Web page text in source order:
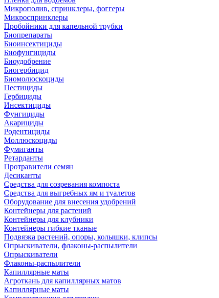
Микрополив, спринклеры, фоггеры
Микроспринклеры
Пробойники для капельной трубки
Биопрепараты
Биоинсектициды
Биофунгициды
Биоудобрение
Биогербицид
Биомолюскоциды
Пестициды
Гербициды
Инсектициды
Фунгициды
Акарициды
Родентициды
Моллюскоциды
Фумиганты
Ретарданты
Протравители семян
Десиканты
Средства для созревания компоста
Средства для выгребных ям и туалетов
Оборудование для внесения удобрений
Контейнеры для растений
Контейнеры для клубники
Контейнеры гибкие тканые
Подвязка растений, опоры, колышки, клипсы
Опрыскиватели, флаконы-распылители
Опрыскиватели
Флаконы-распылители
Капиллярные маты
Агроткань для капиллярных матов
Капиллярные маты